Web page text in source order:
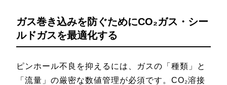
ガス巻き込みを防ぐためにCO₂ガス・シー
ルドガスを最適化する
ピンホール不良を抑えるには、ガスの「種類」と
「流量」の厳密な数値管理が必須です。CO₂溶接